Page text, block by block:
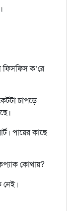
ফিসফিস ক’রে
চাপড়ে
পায়ের কাছে
কোথায়?
নেই।